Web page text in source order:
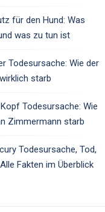
für den Hund: Was
was zu tun ist
Todesursache: Wie der
starb
Todesursache: Wie
Zimmermann starb
Todesursache, Tod,
Fakten im Überblick